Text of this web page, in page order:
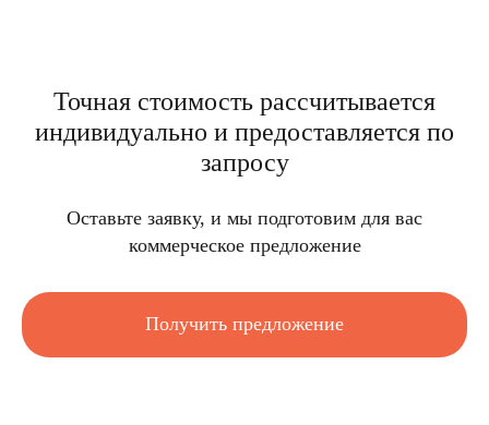
Точная стоимость рассчитывается
индивидуально и предоставляется по
запросу
Оставьте заявку, и мы подготовим для вас
коммерческое предложение
Получить предложение